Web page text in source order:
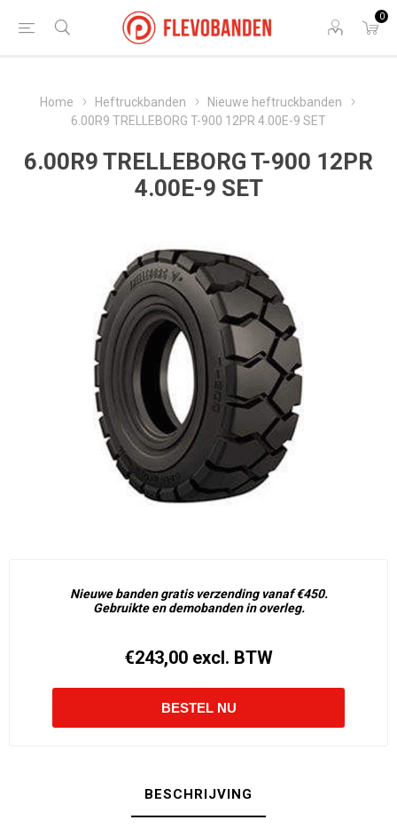
0
Home Heftruckbanden
Nieuwe heftruckbanden
6.00R9 TRELLEBORG T-900 12PR 4.00E-9 SET
6.00R9 TRELLEBORG T-900 12PR
4.00E-9 SET
Nieuwe banden gratis verzending vanaf €450.
Gebruikte en demobanden in overleg.
€243,00 excl. BTW
BESCHRIJVING